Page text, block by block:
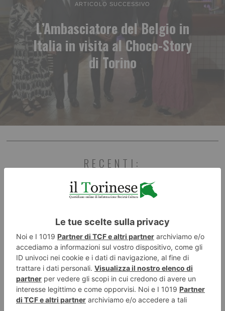
ARTICOLO SUCCESSIVO
L’Ambasciatore del Belgio in
Italia in visita al Choco-Story
di Torino
RECENTI: